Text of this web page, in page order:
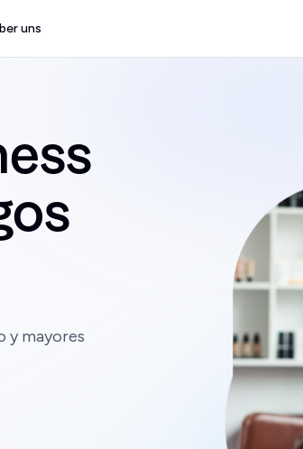
uns
y mayores